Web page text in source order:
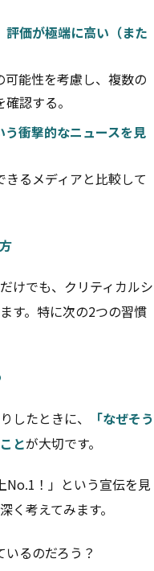
価が極端に高い（また
能性を考慮し、複数の
認する。
衝撃的なニュースを見
るメディアと比較して
けでも、クリティカルシ
す。特に次の2つの習慣
したときに、
「なぜそう
とが大切です。
No.1！」という宣伝を見
く考えてみます。
るのだろう？